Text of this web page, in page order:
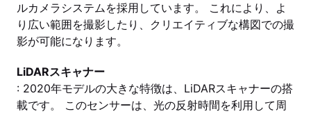
ルカメラシステムを採用しています。 これにより、よ
り広い範囲を撮影したり、クリエイティブな構図での撮
影が可能になります。
LiDARスキャナー
: 2020年モデルの大きな特徴は、LiDARスキャナーの搭
載です。 このセンサーは、光の反射時間を利用して周